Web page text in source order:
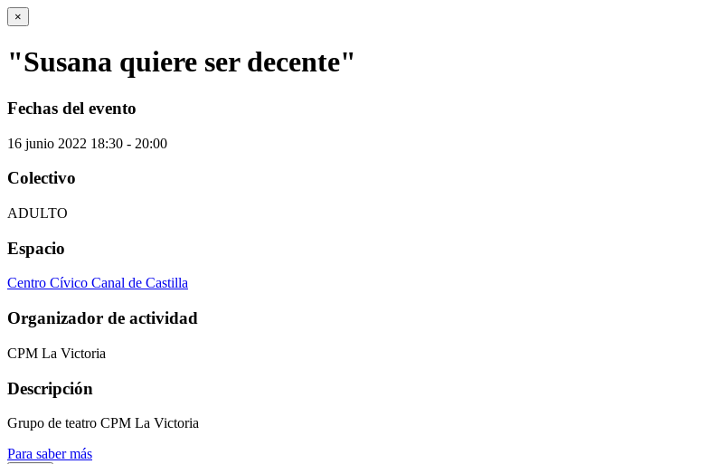
×
"Susana quiere ser decente"
Fechas del evento
16 junio 2022 18:30 - 20:00
Colectivo
ADULTO
Espacio
Centro Cívico Canal de Castilla
Organizador de actividad
CPM La Victoria
Descripción
Grupo de teatro CPM La Victoria
Para saber más